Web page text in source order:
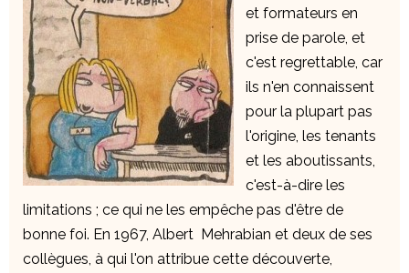
et formateurs en
prise de parole, et
c'est regrettable, car
ils n'en connaissent
pour la plupart pas
l'origine, les tenants
et les aboutissants,
c'est-à-dire les
limitations ; ce qui ne les empêche pas d'être de
bonne foi. En 1967, Albert Mehrabian et deux de ses
collègues, à qui l'on attribue cette découverte,